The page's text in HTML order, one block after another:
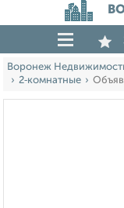
Воронеж
2‑комнатные